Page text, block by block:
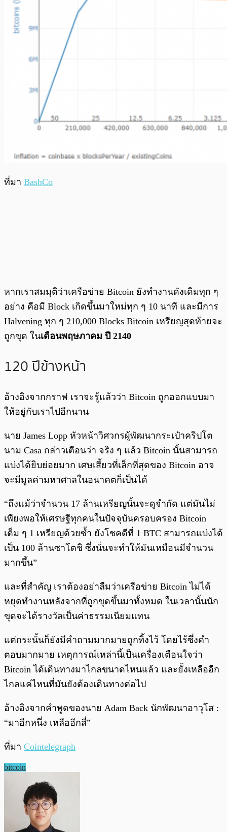
ที่มา BashCo
หากเราสมมุติว่าเครือข่าย Bitcoin ยังทำงานดังเดิมทุก ๆ
อย่าง คือมี Block เกิดขึ้นมาใหม่ทุก ๆ 10 นาที และมีการ
Halvening ทุก ๆ 210,000 Blocks Bitcoin เหรียญสุดท้ายจะ
ถูกขุด ในเดือนพฤษภาคม ปี 2140
120 ปีข้างหน้า
อ้างอิงจากกราฟ เราจะรู้แล้วว่า Bitcoin ถูกออกแบบมา
ให้อยู่กับเราไปอีกนาน
นาย James Lopp หัวหน้าวิศวกรผู้พัฒนากระเป๋าคริปโต
นาม Casa กล่าวเตือนว่า จริง ๆ แล้ว Bitcoin นั้นสามารถ
แบ่งได้ยิบย่อยมาก เศษเสี้ยวที่เล็กที่สุดของ Bitcoin อาจ
จะมีมูลค่ามหาศาลในอนาคตก็เป็นได้
“ถึงแม้ว่าจำนวน 17 ล้านเหรียญนั้นจะดูจำกัด แต่มันไม่
เพียงพอให้เศรษฐีทุกคนในปัจจุบันครอบครอง Bitcoin
เต็ม ๆ 1 เหรียญด้วยซ้ำ ยังโชคดีที่ 1 BTC สามารถแบ่งได้
เป็น 100 ล้านซาโตชิ ซึ่งนั่นจะทำให้มันเหมือนมีจำนวน
มากขึ้น”
และที่สำคัญ เราต้องอย่าลืมว่าเครือข่าย Bitcoin ไม่ได้
หยุดทำงานหลังจากที่ถูกขุดขึ้นมาทั้งหมด ในเวลานั้นนัก
ขุดจะได้รางวัลเป็นค่าธรรมเนียมแทน
แต่กระนั้นก็ยังมีคำถามมากมายถูกทิ้งไว้ โดยไร้ซึ่งคำ
ตอบมากมาย เหตุการณ์เหล่านี้เป็นเครื่องเตือนใจว่า
Bitcoin ได้เดินทางมาไกลขนาดไหนแล้ว และยัังเหลืออีก
ไกลแค่ไหนที่มันยังต้องเดินทางต่อไป
อ้างอิงจากคำพูดของนาย Adam Back นักพัฒนาอาวุโส :
“มาอีกหนึ่ง เหลืออีกสี่”
ที่มา Cointelegraph
bitcoin